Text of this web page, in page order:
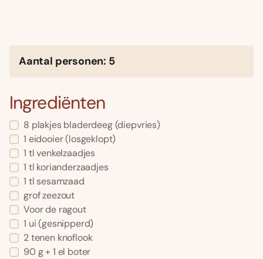
Aantal personen: 5
Ingrediënten
8 plakjes bladerdeeg (diepvries)
1 eidooier (losgeklopt)
1 tl venkelzaadjes
1 tl korianderzaadjes
1 tl sesamzaad
grof zeezout
Voor de ragout
1 ui (gesnipperd)
2 tenen knoflook
90 g + 1 el boter